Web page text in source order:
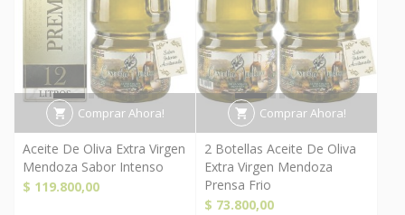
Comprar Ahora!
Aceite De Oliva Extra Virgen
Mendoza Sabor Intenso
$ 119.800,00
Comprar Ahora!
2 Botellas Aceite De Oliva
Extra Virgen Mendoza
Prensa Frio
$ 73.800,00